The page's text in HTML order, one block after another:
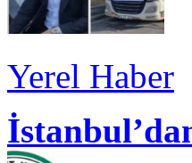
Yerel Haber